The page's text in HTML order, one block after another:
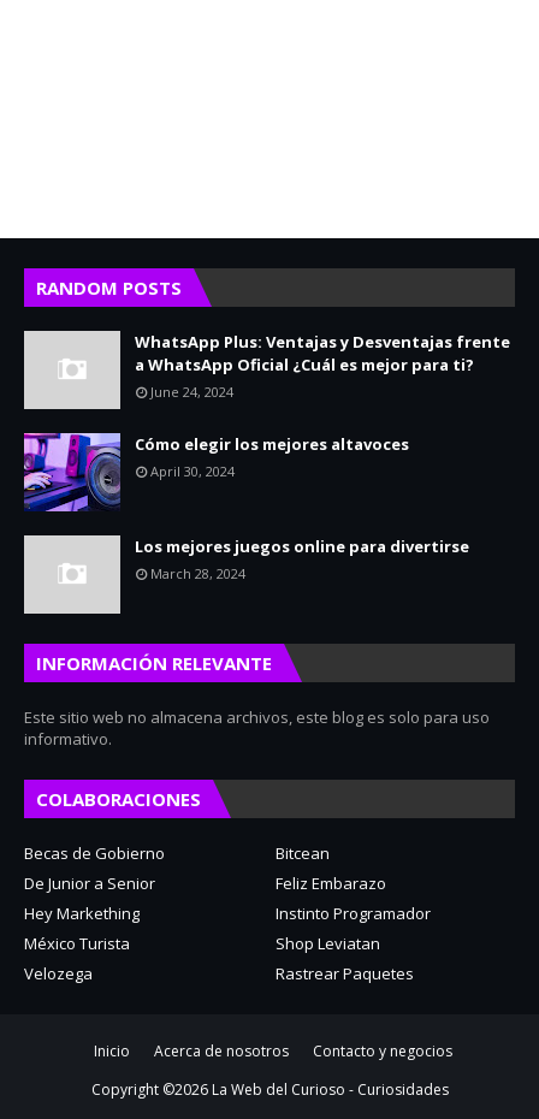
RANDOM POSTS
WhatsApp Plus: Ventajas y Desventajas frente
a WhatsApp Oficial ¿Cuál es mejor para ti?
June 24, 2024
Cómo elegir los mejores altavoces
April 30, 2024
Los mejores juegos online para divertirse
March 28, 2024
INFORMACIÓN RELEVANTE
Este sitio web no almacena archivos, este blog es solo para uso
informativo.
COLABORACIONES
Becas de Gobierno
Bitcean
De Junior a Senior
Feliz Embarazo
Hey Markething
Instinto Programador
México Turista
Shop Leviatan
Velozega
Rastrear Paquetes
Inicio Acerca de nosotros
Contacto y negocios
Copyright ©2026 La Web del Curioso - Curiosidades